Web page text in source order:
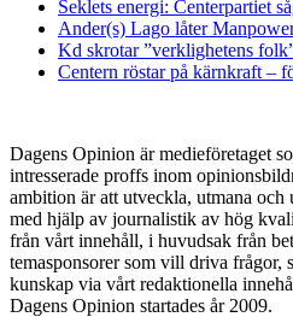
Seklets energi: Centerpartiet
Ander(s) Lago låter
Kd skrotar ”verklighetens
Centern röstar på kärnkraft –
Dagens Opinion är medieföretaget
intresserade proffs inom
ambition är att utveckla, utmana
med hjälp av journalistik av hög
från vårt innehåll, i huvudsak från
temasponsorer som vill driva frågor,
kunskap via vårt redaktionella
Dagens Opinion startades år 2009.